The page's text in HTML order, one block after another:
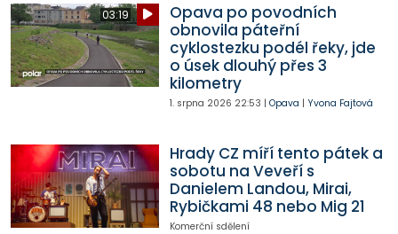
03:19
Opava po povodních
obnovila páteřní
cyklostezku podél řeky, jde
o úsek dlouhý přes 3
kilometry
1. srpna 2026 22:53 | Opava | Yvona Fajtová
Hrady CZ míří tento pátek a
sobotu na Veveří s
Danielem Landou, Mirai,
Rybičkami 48 nebo Mig 21
Komerční sdělení